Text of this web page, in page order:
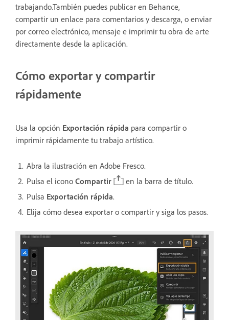
trabajando.También puedes publicar en Behance,
compartir un enlace para comentarios y descarga, o enviar
por correo electrónico, mensaje e imprimir tu obra de arte
directamente desde la aplicación.
Cómo exportar y compartir
rápidamente
Usa la opción Exportación rápida para compartir o
imprimir rápidamente tu trabajo artístico.
Abra la ilustración en Adobe Fresco.
Pulsa el icono Compartir
en la barra de título.
Pulsa Exportación rápida.
Elija cómo desea exportar o compartir y siga los pasos.